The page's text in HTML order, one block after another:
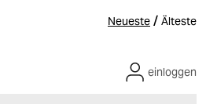
Neueste / Älteste
einloggen